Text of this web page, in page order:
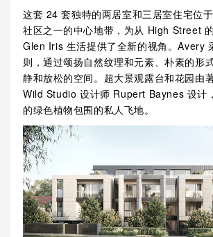
这套 24 套独特的两居室和三居室住宅位
社区之一的中心地带，为从 High Street
Glen Iris 生活提供了全新的视角。Avery
则，通过颂扬自然纹理和元素、朴素的形
静和放松的空间。超大景观露台和花园由
Wild Studio 设计师 Rupert Baynes 设计
的绿色植物包围的私人飞地。